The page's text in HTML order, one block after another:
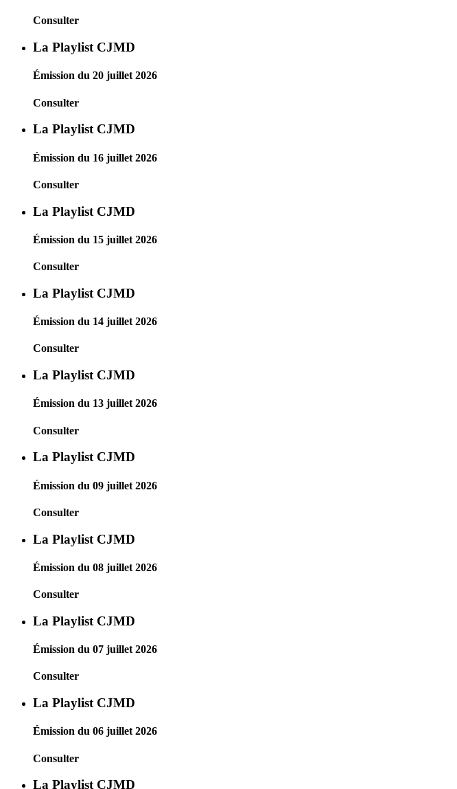
Consulter
La Playlist CJMD
Émission du 20 juillet 2026
Consulter
La Playlist CJMD
Émission du 16 juillet 2026
Consulter
La Playlist CJMD
Émission du 15 juillet 2026
Consulter
La Playlist CJMD
Émission du 14 juillet 2026
Consulter
La Playlist CJMD
Émission du 13 juillet 2026
Consulter
La Playlist CJMD
Émission du 09 juillet 2026
Consulter
La Playlist CJMD
Émission du 08 juillet 2026
Consulter
La Playlist CJMD
Émission du 07 juillet 2026
Consulter
La Playlist CJMD
Émission du 06 juillet 2026
Consulter
La Playlist CJMD